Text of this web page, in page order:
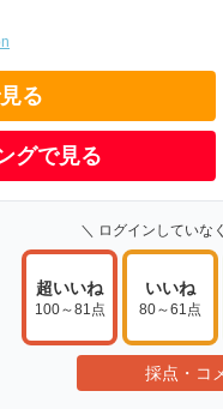
る
グで見る
＼ ログインしていな
超いいね
100～81点
いいね
80～61点
採点・コ